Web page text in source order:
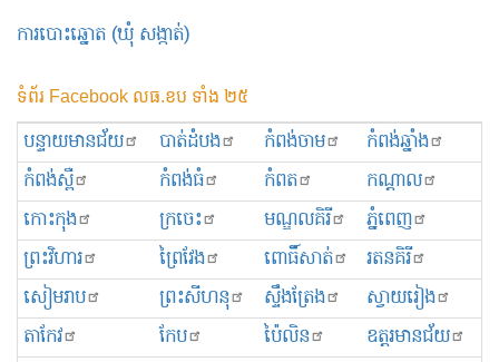
ការបោះឆ្នោត (ឃុំ សង្កាត់)
ទំព័រ Facebook លធ.ខប ទាំង ២៥
បន្ទាយមានជ័យ បាត់ដំបង កំពង់ចាម
កំពង់ឆ្នាំង
កំពង់ស្ពឺ
កំពង់ធំ កំពត
កណ្ដាល
កោះកុង
ក្រចេះ មណ្ឌលគិរី
ភ្នំពេញ
ព្រះ​វិហារ
ព្រៃវែង ពោធិ៍សាត់
រតនគិរី
សៀមរាប
ព្រះសីហនុ ស្ទឹងត្រែង
ស្វាយរៀង
តាកែវ
កែប ប៉ៃលិន
ឧត្ដរមានជ័យ